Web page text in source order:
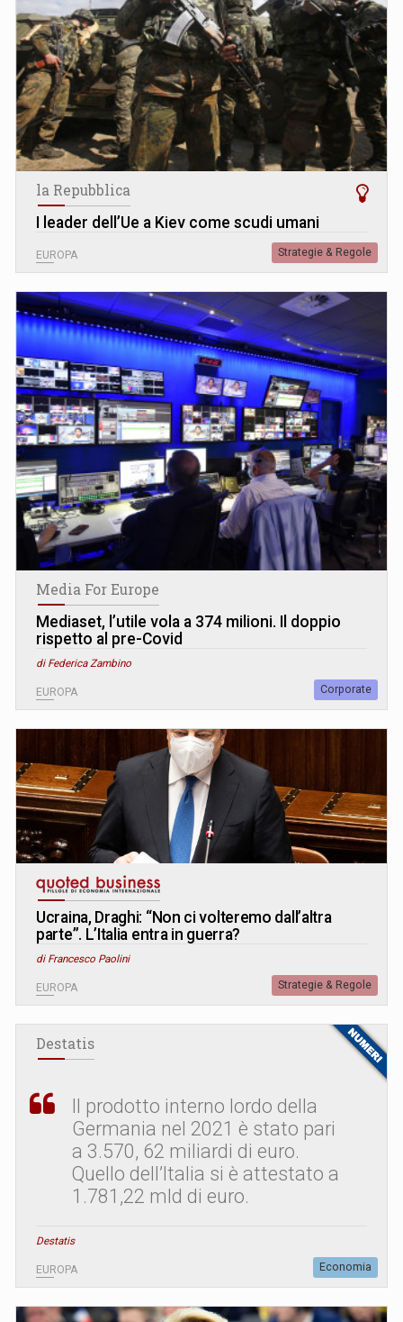
la Repubblica
I leader dell’Ue a Kiev come scudi umani
EUROPA Strategie & Regole
Media For Europe
Mediaset, l’utile vola a 374 milioni. Il doppio
rispetto al pre-Covid
di Federica Zambino
EUROPA Corporate
Ucraina, Draghi: “Non ci volteremo dall’altra
parte”. L’Italia entra in guerra?
di Francesco Paolini
EUROPA Strategie & Regole
Destatis
Il prodotto interno lordo della
Germania nel 2021 è stato pari
a 3.570, 62 miliardi di euro.
Quello dell’Italia si è attestato a
1.781,22 mld di euro.
Destatis
EUROPA Economia